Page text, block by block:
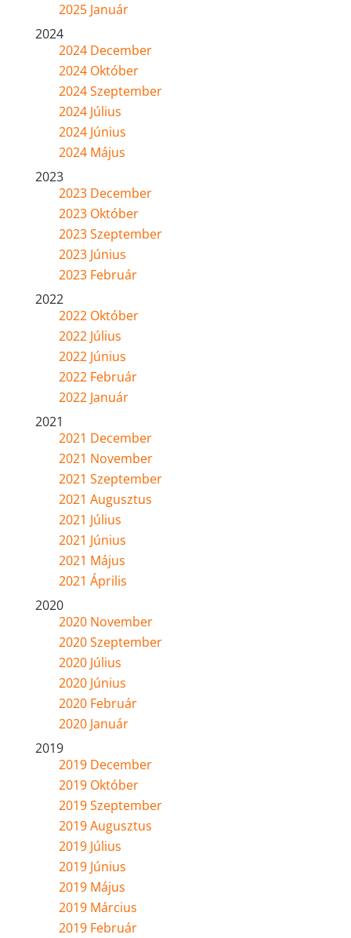
2025 Január
2024
2024 December
2024 Október
2024 Szeptember
2024 Július
2024 Június
2024 Május
2023
2023 December
2023 Október
2023 Szeptember
2023 Június
2023 Február
2022
2022 Október
2022 Július
2022 Június
2022 Február
2022 Január
2021
2021 December
2021 November
2021 Szeptember
2021 Augusztus
2021 Július
2021 Június
2021 Május
2021 Április
2020
2020 November
2020 Szeptember
2020 Július
2020 Június
2020 Február
2020 Január
2019
2019 December
2019 Október
2019 Szeptember
2019 Augusztus
2019 Július
2019 Június
2019 Május
2019 Március
2019 Február